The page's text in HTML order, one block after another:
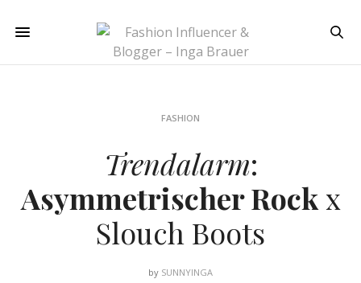
FASHION
Trendalarm:
Asymmetrischer Rockx
Slouch Boots
by SUNNYINGA